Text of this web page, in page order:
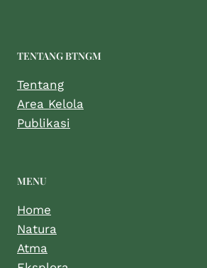
TENTANG BTNGM
Tentang
Area Kelola
Publikasi
MENU
Home
Natura
Atma